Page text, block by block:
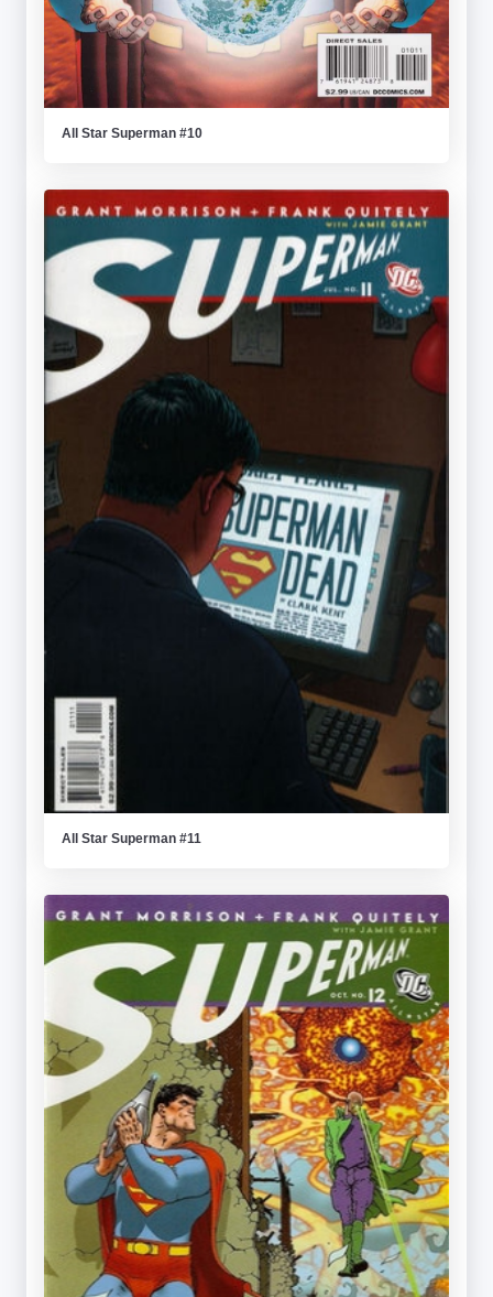
All Star Superman #10
All Star Superman #11